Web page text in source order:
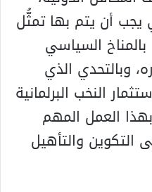
يجب أن يتم بها تمثُّل
السياسي
وبالتحدي الذي
النخب البرلمانية
بهذا العمل المهم
التكوين والتأهيل